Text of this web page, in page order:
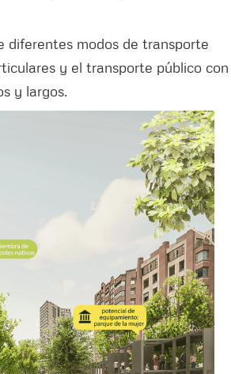
diferentes modos de transporte
y el transporte público con
y largos.